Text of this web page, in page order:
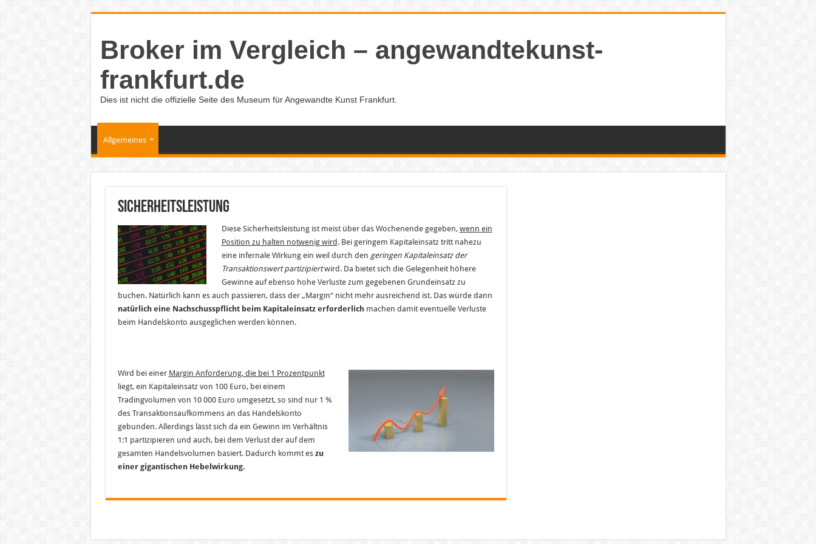
Broker im Vergleich – angewandtekunst-
frankfurt.de
Dies ist nicht die offizielle Seite des Museum für Angewandte Kunst Frankfurt.
Allgemeines
Sicherheitsleistung
Diese Sicherheitsleistung ist meist über das Wochenende gegeben, wenn ein
Position zu halten notwenig wird . Bei geringem Kapitaleinsatz tritt nahezu
eine infernale Wirkung ein weil durch den geringen Kapitaleinsatz der
Transaktionswert partizipiertwird. Da bietet sich die Gelegenheit höhere
Gewinne auf ebenso hohe Verluste zum gegebenen Grundeinsatz zu
buchen. Natürlich kann es auch passieren, dass der „Margin“ nicht mehr ausreichend ist. Das würde dann
natürlich eine Nachschusspflicht beim Kapitaleinsatz erforderlichmachen damit eventuelle Verluste
beim Handelskonto ausgeglichen werden können.
Wird bei einer Margin Anforderung, die bei 1 Prozentpunkt
liegt, ein Kapitaleinsatz von 100 Euro, bei einem
Tradingvolumen von 10 000 Euro umgesetzt, so sind nur 1 %
des Transaktionsaufkommens an das Handelskonto
gebunden. Allerdings lässt sich da ein Gewinn im Verhältnis
1:1 partizipieren und auch, bei dem Verlust der auf dem
gesamten Handelsvolumen basiert. Dadurch kommt eszu
einer gigantischen Hebelwirkung.